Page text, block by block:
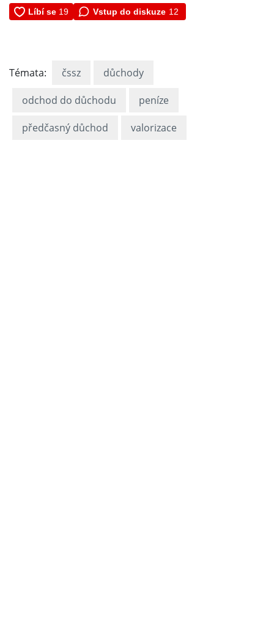
Vstup do diskuze 12
Témata: čssz důchody
odchod do důchodu peníze
předčasný důchod valorizace